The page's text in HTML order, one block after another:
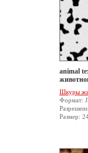
animal
Шкуры
Формат:
Размер: